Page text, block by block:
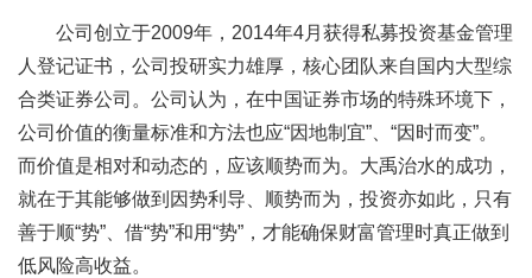
公司创立于2009年，2014年4月获得私募投资基金管理
人登记证书，公司投研实力雄厚，核心团队来自国内大型综
合类证券公司。公司认为，在中国证券市场的特殊环境下，
公司价值的衡量标准和方法也应“因地制宜”、“因时而变”。
而价值是相对和动态的，应该顺势而为。大禹治水的成功，
就在于其能够做到因势利导、顺势而为，投资亦如此，只有
善于顺“势”、借“势”和用“势”，才能确保财富管理时真正做到
低风险高收益。